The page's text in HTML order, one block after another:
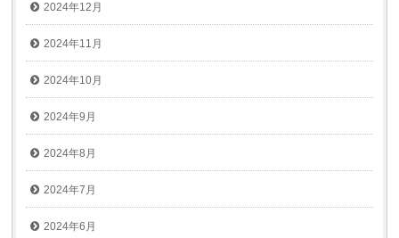
2024年12月
2024年11月
2024年10月
2024年9月
2024年8月
2024年7月
2024年6月